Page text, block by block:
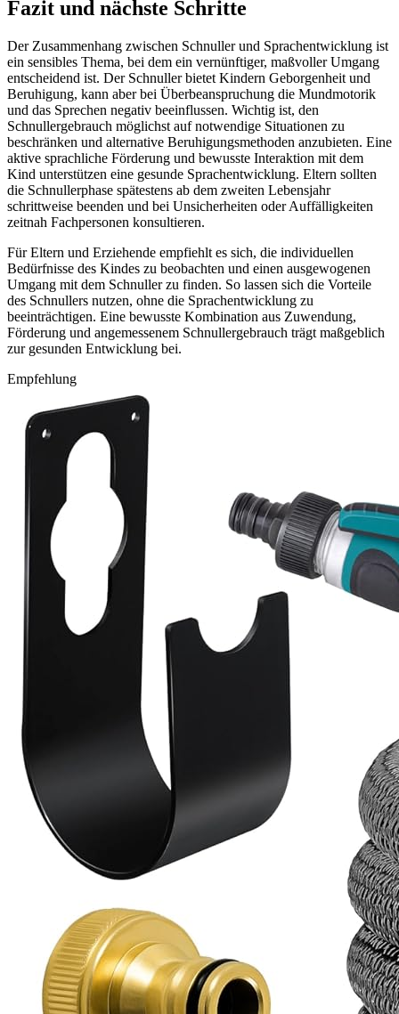
Fazit und nächste Schritte
Der Zusammenhang zwischen Schnuller und Sprachentwicklung ist
ein sensibles Thema, bei dem ein vernünftiger, maßvoller Umgang
entscheidend ist. Der Schnuller bietet Kindern Geborgenheit und
Beruhigung, kann aber bei Überbeanspruchung die Mundmotorik
und das Sprechen negativ beeinflussen. Wichtig ist, den
Schnullergebrauch möglichst auf notwendige Situationen zu
beschränken und alternative Beruhigungsmethoden anzubieten. Eine
aktive sprachliche Förderung und bewusste Interaktion mit dem
Kind unterstützen eine gesunde Sprachentwicklung. Eltern sollten
die Schnullerphase spätestens ab dem zweiten Lebensjahr
schrittweise beenden und bei Unsicherheiten oder Auffälligkeiten
zeitnah Fachpersonen konsultieren.
Für Eltern und Erziehende empfiehlt es sich, die individuellen
Bedürfnisse des Kindes zu beobachten und einen ausgewogenen
Umgang mit dem Schnuller zu finden. So lassen sich die Vorteile
des Schnullers nutzen, ohne die Sprachentwicklung zu
beeinträchtigen. Eine bewusste Kombination aus Zuwendung,
Förderung und angemessenem Schnullergebrauch trägt maßgeblich
zur gesunden Entwicklung bei.
Empfehlung